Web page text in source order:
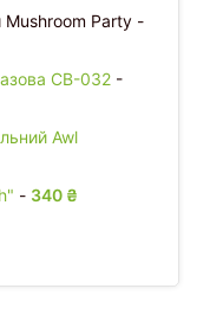
Mushroom Party -
CB-032 -
Awl
- 340 ₴